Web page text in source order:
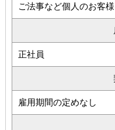
ご法事など個人のお客
正社員
雇用期間の定めなし